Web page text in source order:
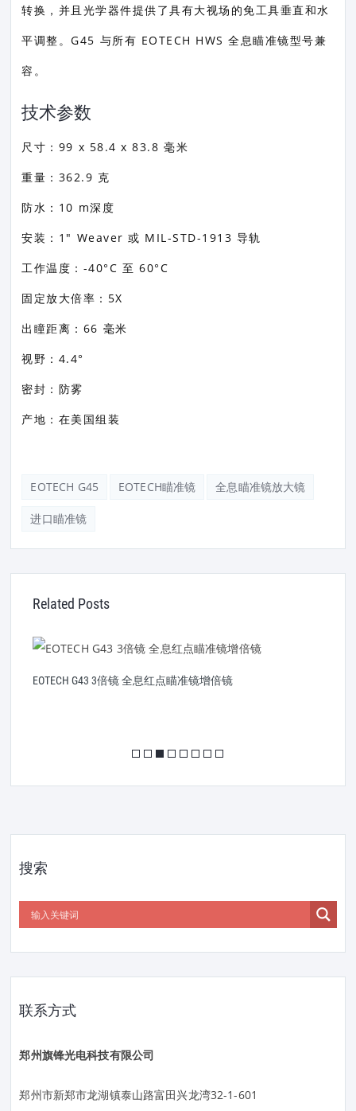
转换，并且光学器件提供了具有大视场的免工具垂直和水
平调整。G45 与所有 EOTECH HWS 全息瞄准镜型号兼
容。
技术参数
尺寸：99 x 58.4 x 83.8 毫米
重量：362.9 克
防水：10 m深度
安装：1" Weaver 或 MIL-STD-1913 导轨
工作温度：-40°C 至 60°C
固定放大倍率：5X
出瞳距离：66 毫米
视野：4.4°
密封：防雾
产地：在美国组装
EOTECH G45 EOTECH瞄准镜 全息瞄准镜放大镜
进口瞄准镜
Related Posts
EOTECH G43 3倍镜 全息红点瞄准镜增倍镜
搜索
联系方式
郑州旗锋光电科技有限公司
郑州市新郑市龙湖镇泰山路富田兴龙湾32-1-601